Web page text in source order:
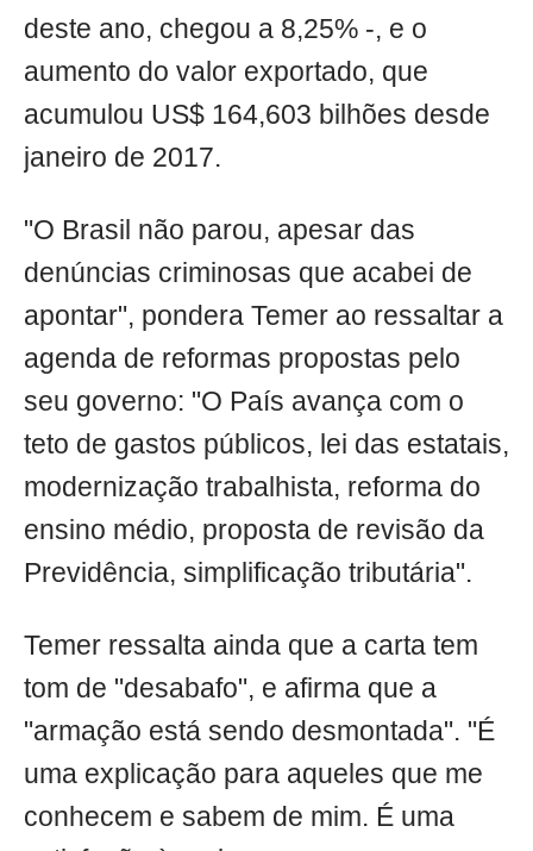
deste ano, chegou a 8,25% -, e o
aumento do valor exportado, que
acumulou US$ 164,603 bilhões desde
janeiro de 2017.
"O Brasil não parou, apesar das
denúncias criminosas que acabei de
apontar", pondera Temer ao ressaltar a
agenda de reformas propostas pelo
seu governo: "O País avança com o
teto de gastos públicos, lei das estatais,
modernização trabalhista, reforma do
ensino médio, proposta de revisão da
Previdência, simplificação tributária".
Temer ressalta ainda que a carta tem
tom de "desabafo", e afirma que a
"armação está sendo desmontada". "É
uma explicação para aqueles que me
conhecem e sabem de mim. É uma